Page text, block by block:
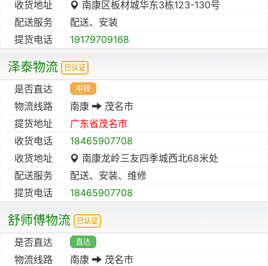
收货地址
南康区板材城华东3栋123-130号
配送服务
配送、安装
提货电话
19179709168
泽泰物流 已认证
是否直达 中转
物流线路 南康
茂名市
提货地址
广东省茂名市
收货电话
18465907708
收货地址
南康龙岭三友四季城西北68米处
配送服务
配送、安装、维修
提货电话
18465907708
舒师傅物流 已认证
是否直达 直达
物流线路 南康
茂名市